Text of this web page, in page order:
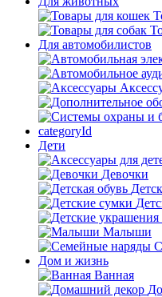
Для автомобилистов
categoryId
Дети
Девочки
Малыши
Дом и жизнь
Ванная